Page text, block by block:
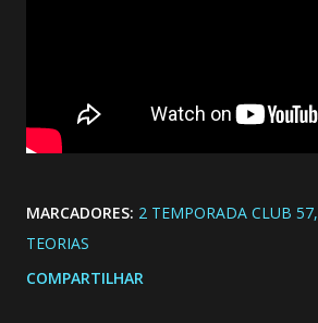
MARCADORES: 2 TEMPORADA CLUB 57
TEORIAS
COMPARTILHAR